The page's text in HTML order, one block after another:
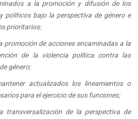
a la promoción y difusión de los
políticos bajo la perspectiva de género e
prioritarios;
promoción de acciones encaminadas a la
de la violencia política contra las
género;
actualizados los lineamientos o
para el ejercicio de sus funciones;
transversalización de la perspectiva de